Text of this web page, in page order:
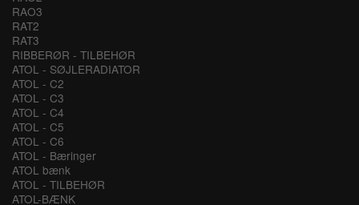
RAO3
RAT2
RAT3
RIBBERØR - TILBEHØR
ATOL - SØJLERADIATOR
ATOL - C2
ATOL - C3
ATOL - C4
ATOL - C5
ATOL - C6
ATOL - Bæringer
ATOL bænk
ATOL - TILBEHØR
ATOL-BÆNK